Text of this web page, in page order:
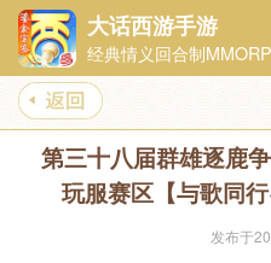
大话西游手游
经典情义回合制
第三十八届群雄逐鹿
玩服赛区【与歌同
发布于